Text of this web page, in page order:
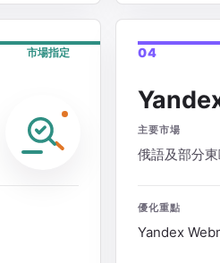
市場指定 04
主要市場
俄語及部分
優化重點
Yandex